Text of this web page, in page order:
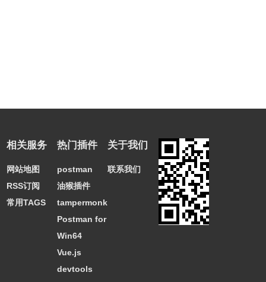
相关服务
网站地图
RSS订阅
常用TAGS
热门插件
postman
油猴插件
tampermonkey
Postman for
Win64
Vue.js
devtools
关于我们
联系我们